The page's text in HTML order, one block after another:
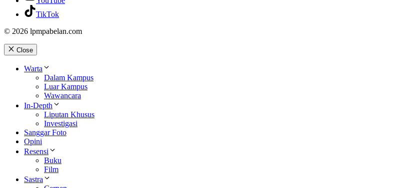
TikTok
© 2026 lpmpabelan.com
Close
Warta
Dalam Kampus
Luar Kampus
Wawancara
In-Depth
Liputan Khusus
Investigasi
Sanggar Foto
Opini
Resensi
Buku
Film
Sastra